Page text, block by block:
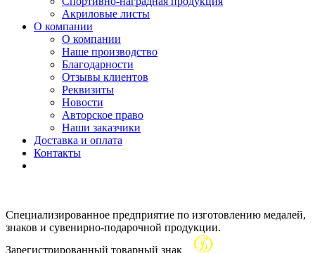
Акриловые листы
О компании
О компании
Наше производство
Благодарности
Отзывы клиентов
Реквизиты
Новости
Авторское право
Наши заказчики
Доставка и оплата
Контакты
Специализированное предприятие по изготовлению медалей,
знаков и сувенирно-подарочной продукции.
Зарегистрированный товарный знак